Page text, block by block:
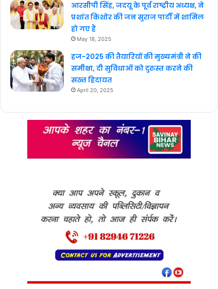
आरसीपी सिंह, जदयू के पूर्व राष्ट्रीय अध्यक्ष, ने
प्रशांत किशोर की जन सुराज पार्टी में शामिल
हो गए हैं
May 18, 2025
हज-2025 की तैयारियों की मुख्यमंत्री ने की
समीक्षा, दी सुविधाओं को दुरुस्त करने की
सख्त हिदायत
April 20, 2025